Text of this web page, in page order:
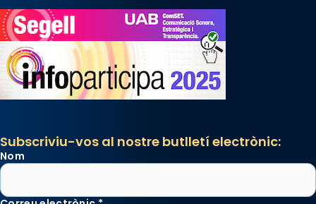
Subscriviu-vos al nostre butlletí electrònic:
Nom